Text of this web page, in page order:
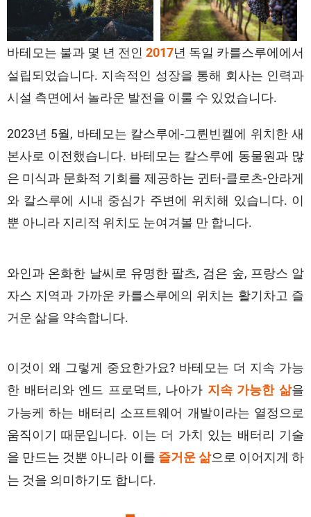
바테모는 불과 몇 년 전인 2017년 독일 카를스루에에서
설립되었습니다. 지속적인 성장을 통해 회사는 인력과
시설 측면에서 놀라운 발전을 이룰 수 있었습니다.
2023년 5월, 바테모는 칼스루에-그륀빈켈에 위치한 새
본사로 이전했습니다. 바테모는 칼스루에 동물원과 많
은 미식과 문화적 기회를 제공하는 귄터-클로츠-안라게
와 칼스루에 시내 중심가 주변에 위치해 있습니다. 이
뿐 아니라 지리적 위치도 눈여겨볼 만 합니다.
와인과 온화한 날씨로 유명한 팔츠, 검은 숲, 프랑스 알
자스 지역과 가까운 카를스루에의 위치는 활기차고 즐
거운 삶을 약속합니다.
이것이 왜 그렇게 중요한가요? 바테모는 더 지속 가능
한 배터리와 엔드 프로덕트, 나아가 지속 가능한 삶을
가능케 하는 배터리 소프트웨어 개발이라는 열정으로
움직이기 때문입니다. 이는 더 가치 있는 배터리 기술
을 만드는 것뿐 아니라 이를 즐거운 삶으로 이어지게 하
는 것을 의미하기도 합니다.